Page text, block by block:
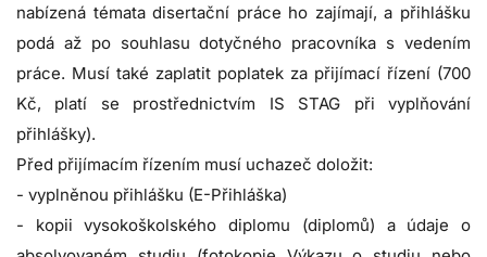
nabízená témata disertační práce ho zajímají, a přihlášku
podá až po souhlasu dotyčného pracovníka s vedením
práce. Musí také zaplatit poplatek za přijímací řízení (700
Kč, platí se prostřednictvím IS STAG při vyplňování
přihlášky).
Před přijímacím řízením musí uchazeč doložit:
- vyplněnou přihlášku (E-Přihláška)
- kopii vysokoškolského diplomu (diplomů) a údaje o